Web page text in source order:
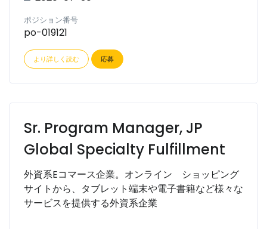
ポジション番号
po-019121
より詳しく読む 応募
Sr. Program Manager, JP
Global Specialty Fulfillment
外資系Eコマース企業。オンライン ショッピング
サイトから、タブレット端末や電子書籍など様々な
サービスを提供する外資系企業